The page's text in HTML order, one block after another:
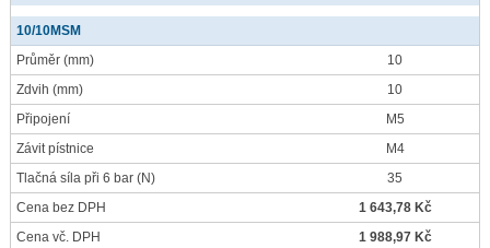
10/10MSM
Průměr (mm)
10
Zdvih (mm)
10
Připojení
M5
Závit pístnice
M4
Tlačná síla při 6 bar (N)
35
Cena bez DPH
1 643,78 Kč
Cena vč. DPH
1 988,97 Kč